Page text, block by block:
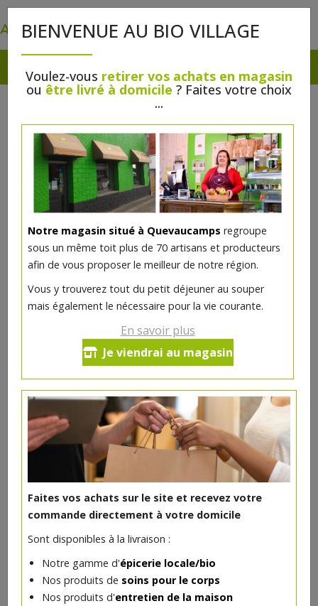
BIENVENUE AU BIO VILLAGE
Voulez-vous retirer vos achats en magasin
ou être livré à domicile ? Faites votre choix
...
Notre magasin situé à Quevaucamps regroupe
sous un même toit plus de 70 artisans et producteurs
afin de vous proposer le meilleur de notre région.
Vous y trouverez tout du petit déjeuner au souper
mais également le nécessaire pour la vie courante.
En savoir plus
Je viendrai au magasin
Faites vos achats sur le site et recevez votre
commande directement à votre domicile
Sont disponibles à la livraison :
Notre gamme d'épicerie locale/bio
Nos produits de soins pour le corps
Nos produits d'entretien de la maison
Cervelas de poulet
- 1 pc +
2.34€
Réception le
vendredi 14/08 (09:00)
DANS LA MÊME CATÉGORIE ...